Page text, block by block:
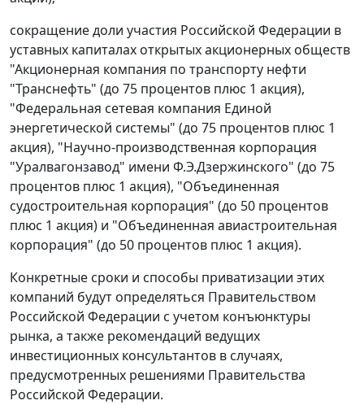
сокращение доли участия Российской Федерации в
уставных капиталах открытых акционерных обществ
"Акционерная компания по транспорту нефти
"Транснефть" (до 75 процентов плюс 1 акция),
"Федеральная сетевая компания Единой
энергетической системы" (до 75 процентов плюс 1
акция), "Научно-производственная корпорация
"Уралвагонзавод" имени Ф.Э.Дзержинского" (до 75
процентов плюс 1 акция), "Объединенная
судостроительная корпорация" (до 50 процентов
плюс 1 акция) и "Объединенная авиастроительная
корпорация" (до 50 процентов плюс 1 акция).
Конкретные сроки и способы приватизации этих
компаний будут определяться Правительством
Российской Федерации с учетом конъюнктуры
рынка, а также рекомендаций ведущих
инвестиционных консультантов в случаях,
предусмотренных решениями Правительства
Российской Федерации.